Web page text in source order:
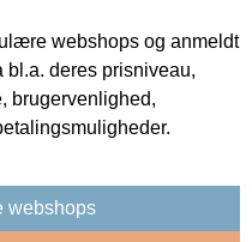
webshops og anmeldt
bl.a. deres prisniveau,
brugervenlighed,
webshops